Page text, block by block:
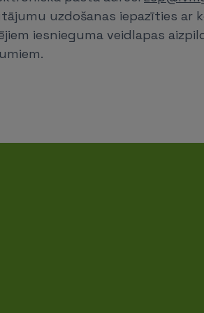
uzdošanas iepazīties ar
iesnieguma veidlapas